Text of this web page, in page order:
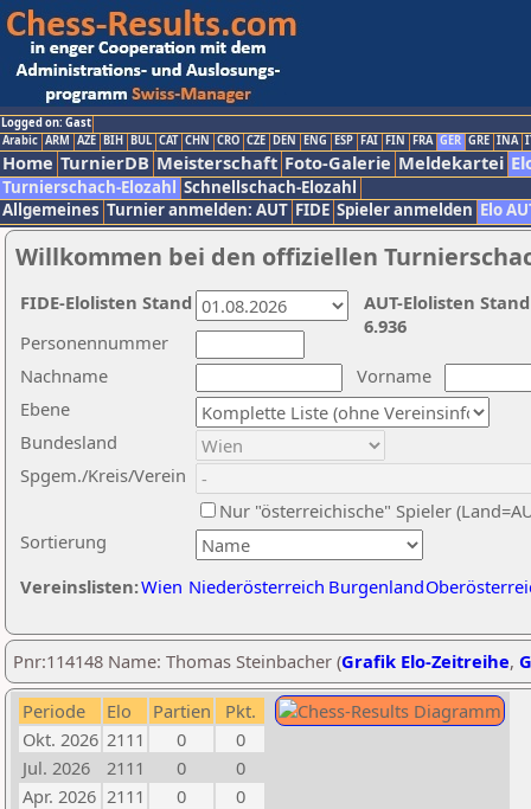
Logged on: Gast
Arabic ARM AZE BIH BUL CAT CHN CRO CZE DEN ENG ESP FAI FIN FRA GER GRE INA
Home TurnierDB Meisterschaft Foto-Galerie Meldekartei
Turnierschach-Elozahl Schnellschach-Elozahl
Allgemeines Turnier anmelden: AUT FIDE Spieler anmelden Elo
Willkommen bei den offiziellen
Nachname
Vorname
Ebene
Sortierung
Personennummer
Bundesland
Spgem./Kreis/Verein
Nur "österreichische" Spieler
Vereinslisten:Wien Niederösterreich Burgenland
AUT-Elolisten
6.936
FIDE-Elolisten Stand
Pnr:114148 Name: Thomas Steinbacher (Grafik Elo-Zeitreihe,
Periode Elo Partien
Pkt.
Okt. 2026 2111 0
0
Jul. 2026
2111 0
0
Apr. 2026 2111 0
0